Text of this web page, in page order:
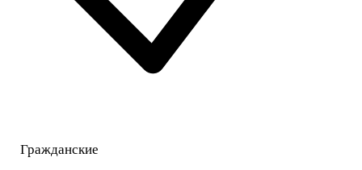
Гражданские